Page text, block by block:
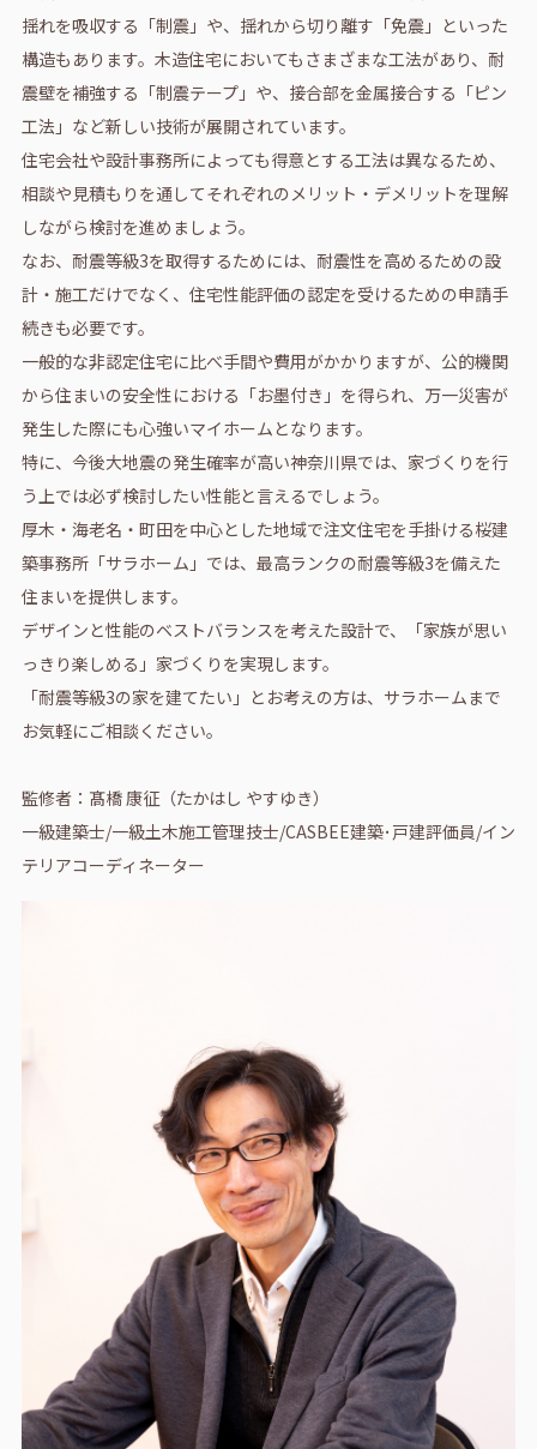
揺れを吸収する「制震」や、揺れから切り離す「免震」といった
構造もあります。木造住宅においてもさまざまな工法があり、耐
震壁を補強する「制震テープ」や、接合部を金属接合する「ピン
工法」など新しい技術が展開されています。
住宅会社や設計事務所によっても得意とする工法は異なるため、
相談や見積もりを通してそれぞれのメリット・デメリットを理解
しながら検討を進めましょう。
なお、耐震等級3を取得するためには、耐震性を高めるための設
計・施工だけでなく、住宅性能評価の認定を受けるための申請手
続きも必要です。
一般的な非認定住宅に比べ手間や費用がかかりますが、公的機関
から住まいの安全性における「お墨付き」を得られ、万一災害が
発生した際にも心強いマイホームとなります。
特に、今後大地震の発生確率が高い神奈川県では、家づくりを行
う上では必ず検討したい性能と言えるでしょう。
厚木・海老名・町田を中心とした地域で注文住宅を手掛ける桜建
築事務所「サラホーム」では、最高ランクの耐震等級3を備えた
住まいを提供します。
デザインと性能のベストバランスを考えた設計で、「家族が思い
っきり楽しめる」家づくりを実現します。
「耐震等級3の家を建てたい」とお考えの方は、サラホームまで
お気軽にご相談ください。
監修者：髙橋 康征（たかはし やすゆき）
一級建築士/一級土木施工管理技士/CASBEE建築･戸建評価員/イン
テリアコーディネーター